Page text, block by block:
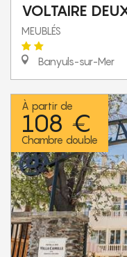
VOLTAIRE
MEUBLÉS
Banyuls-sur-Mer
À partir de
108 €
Chambre double